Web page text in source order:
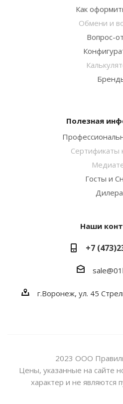
Как
Обмени и
Вопрос-
Полезная
Сертификаты
Госты и
Наши
+7
г.Воронеж, ул. 45
2023 ООО
Цены, указанные на сайте
характер и не являются